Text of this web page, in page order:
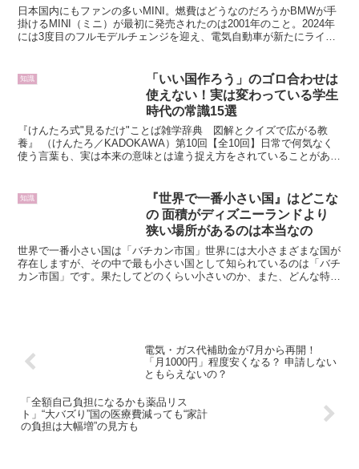
日本国内にもファンの多いMINI。燃費はどうなのだろうかBMWが手
掛けるMINI（ミニ）が最初に発売されたのは2001年のこと。2024年
には3度目のフルモデルチェンジを迎え、電気自動車が新たにライン
知識
「いい国作ろう」のゴロ合わせは
使えない！実は変わっている学生
時代の常識15選
『けんたろ式"見るだけ"ことば雑学辞典 図解とクイズで広がる教
養』 （けんたろ／KADOKAWA）第10回【全10回】日常で何気なく
使う言葉も、実は本来の意味とは違う捉え方をされていることがあり
知識
『世界で一番小さい国』はどこな
の 面積がディズニーランドより
狭い場所があるのは本当なの
世界で一番小さい国は「バチカン市国」世界には大小さまざまな国が
存在しますが、その中で最も小さい国として知られているのは「バチ
カン市国」です。果たしてどのくらい小さいのか、また、どんな特徴
電気・ガス代補助金が7月から再開！
「月1000円」程度安くなる？ 申請しない
ともらえないの？
「全額自己負担になるかも薬品リス
ト」“大バズり”国の医療費減っても“家計
の負担は大幅増”の見方も